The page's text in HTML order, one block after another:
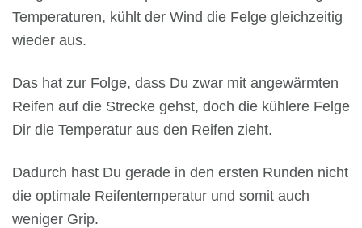
Temperaturen, kühlt der Wind die Felge gleichzeitig
wieder aus.
Das hat zur Folge, dass Du zwar mit angewärmten
Reifen auf die Strecke gehst, doch die kühlere Felge
Dir die Temperatur aus den Reifen zieht.
Dadurch hast Du gerade in den ersten Runden nicht
die optimale Reifentemperatur und somit auch
weniger Grip.